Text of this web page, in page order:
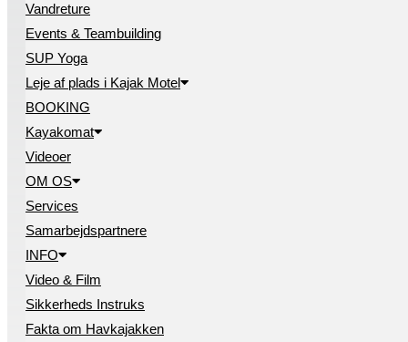
Vandreture
Events & Teambuilding
SUP Yoga
Leje af plads i Kajak Motel
BOOKING
Kayakomat
Videoer
OM OS
Services
Samarbejdspartnere
INFO
Video & Film
Sikkerheds Instruks
Fakta om Havkajakken